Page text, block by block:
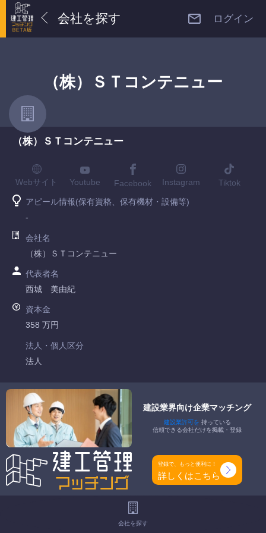
会社を探す ログイン
（株）ＳＴコンテニュー
（株）ＳＴコンテニュー
Webサイト Youtube Facebook Instagram Tiktok
アピール情報(保有資格、保有機材・設備等)
-
会社名
（株）ＳＴコンテニュー
代表者名
西城 美由紀
資本金
358 万円
法人・個人区分
法人
許可番号
徳島県知事許可 第070905号
特定建設業
-
一般建設業
建築一式工事業 大工工事業 屋根工事業 タイル・れんが・ブ
ロック工事業 鋼構造物工事業 内装仕上工事業
建設業界向け企業マッチング
建設業許可を 持っている
信頼できる会社だけを掲載・登録
登録で、もっと便利に！
詳しくはこちら
会社を探す